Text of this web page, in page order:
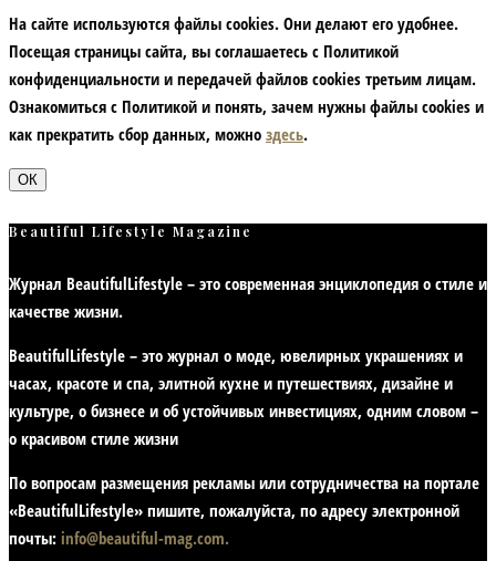
На сайте используются файлы cookies. Они делают его удобнее.
Посещая страницы сайта, вы соглашаетесь с Политикой
конфиденциальности и передачей файлов cookies третьим лицам.
Ознакомиться с Политикой и понять, зачем нужны файлы сookies и
как прекратить сбор данных, можно здесь.
ОК
Beautiful Lifestyle Magazine
Журнал BeautifulLifestyle – это современная энциклопедия о стиле и
качестве жизни.
BeautifulLifestyle – это журнал о моде, ювелирных украшениях и
часах, красоте и спа, элитной кухне и путешествиях, дизайне и
культуре, о бизнесе и об устойчивых инвестициях, одним словом –
о красивом стиле жизни
По вопросам размещения рекламы или сотрудничества на портале
«BeautifulLifestyle» пишите, пожалуйста, по адресу электронной
почты: info@beautiful-mag.com.